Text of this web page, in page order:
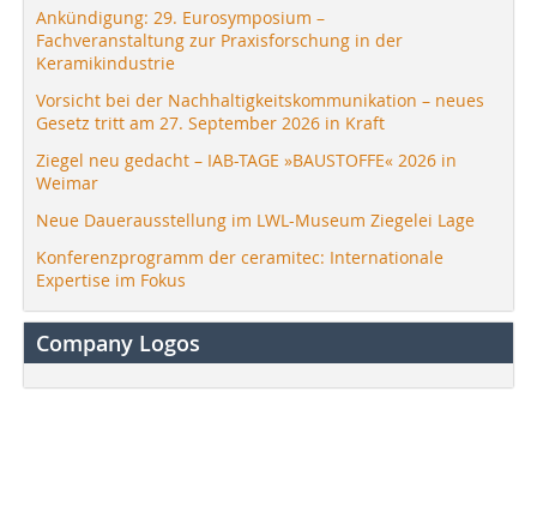
Ankündigung: 29. Eurosymposium –
Fachveranstaltung zur Praxisforschung in der
Keramikindustrie
Vorsicht bei der Nachhaltigkeitskommunikation – neues
Gesetz tritt am 27. September 2026 in Kraft
Ziegel neu gedacht – IAB-TAGE »BAUSTOFFE« 2026 in
Weimar
Neue Dauerausstellung im LWL-Museum Ziegelei Lage
Konferenzprogramm der ceramitec: Internationale
Expertise im Fokus
Company Logos